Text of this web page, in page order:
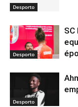
Desporto
Desporto
SC
Desporto